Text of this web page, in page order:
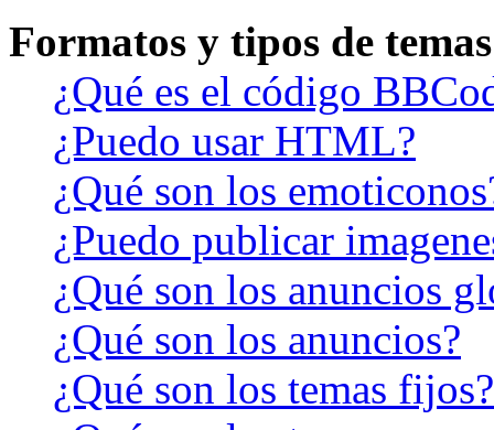
Formatos y tipos de temas
¿Qué es el código
¿Puedo usar HTML?
¿Qué son los
¿Puedo publicar
¿Qué son los anuncios
¿Qué son los anuncios?
¿Qué son los temas fijos?